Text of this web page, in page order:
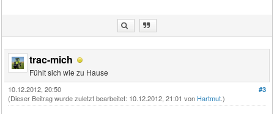
trac-mich
Fühlt sich wie zu Hause
#3
10.12.2012, 20:50
(Dieser Beitrag wurde zuletzt bearbeitet: 10.12.2012, 21:01 von Hartmut.)